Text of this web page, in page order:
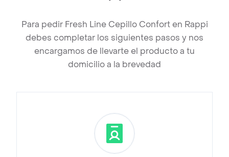
Para pedir Fresh Line Cepillo Confort en Rappi
debes completar los siguientes pasos y nos
encargamos de llevarte el producto a tu
domicilio a la brevedad